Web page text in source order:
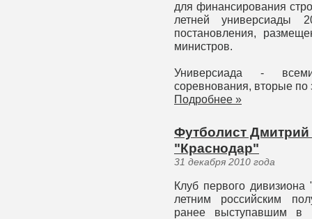
для финансирования
летней универсиады
постановления,
министров.
Универсиада -
соревнования, вторые по
Подробнее »
Футболист
"Краснодар"
31 декабря 2010 года
Клуб первого дивизиона
летним российским
ранее выступавшим в